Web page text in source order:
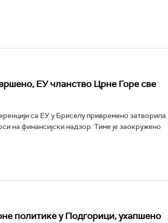
ЕУ чланство Црне Горе све
са ЕУ у Бриселу привремено затворила
на финансијски надзор. Тиме је заокружено
политике у Подгорици, ухапшено